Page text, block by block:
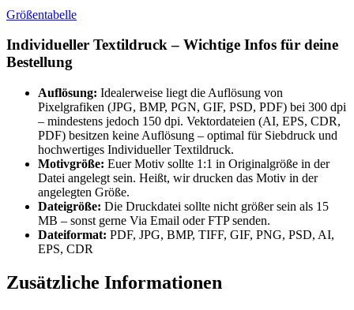
Größentabelle
Individueller Textildruck – Wichtige Infos für deine
Bestellung
Auflösung: Idealerweise liegt die Auflösung von
Pixelgrafiken (JPG, BMP, PGN, GIF, PSD, PDF) bei 300 dpi
– mindestens jedoch 150 dpi. Vektordateien (AI, EPS, CDR,
PDF) besitzen keine Auflösung – optimal für Siebdruck und
hochwertiges Individueller Textildruck.
Motivgröße: Euer Motiv sollte 1:1 in Originalgröße in der
Datei angelegt sein. Heißt, wir drucken das Motiv in der
angelegten Größe.
Dateigröße: Die Druckdatei sollte nicht größer sein als 15
MB – sonst gerne Via Email oder FTP senden.
Dateiformat: PDF, JPG, BMP, TIFF, GIF, PNG, PSD, AI,
EPS, CDR
Zusätzliche Informationen